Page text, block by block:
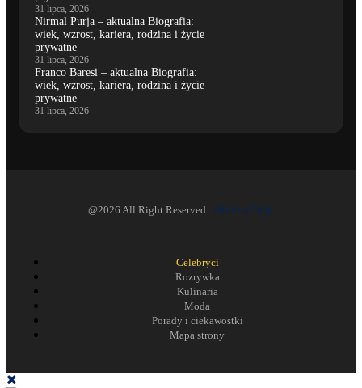
31 lipca, 2026
Nirmal Purja – aktualna Biografia:
wiek, wzrost, kariera, rodzina i życie
prywatne
31 lipca, 2026
Franco Baresi – aktualna Biografia:
wiek, wzrost, kariera, rodzina i życie
prywatne
31 lipca, 2026
@2026 All Right Reserved. eKultura24.pl
Celebryci
Rozrywka
Kulinaria
Moda
Porady i ciekawostki
Mapa strony